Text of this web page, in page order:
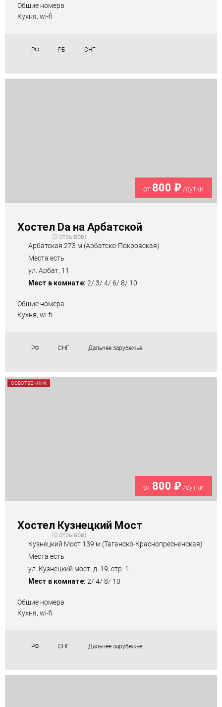
Общие номера
Кухня, wi-fi
РФ РБ СНГ
от 800 ₽/сутки
Хостел Da на Арбатской
0 отзывов
Арбатская 273 м (Арбатско-Покровская)
Места есть
ул. Арбат, 11
Мест в комнате: 2/ 3/ 4/ 6/ 8/ 10
Общие номера
Кухня, wi-fi
РФ СНГ Дальнее зарубежье
от 800 ₽/сутки
Хостел Кузнецкий Мост
0 отзывов
Кузнецкий Мост 139 м (Таганско-Краснопресненская)
Места есть
ул. Кузнецкий мост, д. 19, стр. 1.
Мест в комнате: 2/ 4/ 8/ 10
Общие номера
Кухня, wi-fi
РФ СНГ Дальнее зарубежье
СОБСТВЕННИК